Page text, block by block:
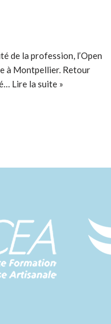
de la profession, l’Open
à Montpellier. Retour
Lire la suite »